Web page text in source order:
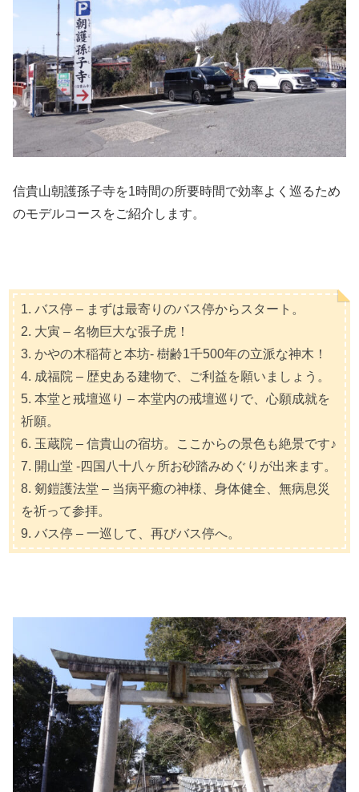
信貴山朝護孫子寺を1時間の所要時間で効率よく巡るため
のモデルコースをご紹介します。
1. バス停 – まずは最寄りのバス停からスタート。
2. 大寅 – 名物巨大な張子虎！
3. かやの木稲荷と本坊- 樹齢1千500年の立派な神木！
4. 成福院 – 歴史ある建物で、ご利益を願いましょう。
5. 本堂と戒壇巡り – 本堂内の戒壇巡りで、心願成就を
祈願。
6. 玉蔵院 – 信貴山の宿坊。ここからの景色も絶景です♪
7. 開山堂 -四国八十八ヶ所お砂踏みめぐりが出来ます。
8. 剱鎧護法堂 – 当病平癒の神様、身体健全、無病息災
を祈って参拝。
9. バス停 – 一巡して、再びバス停へ。